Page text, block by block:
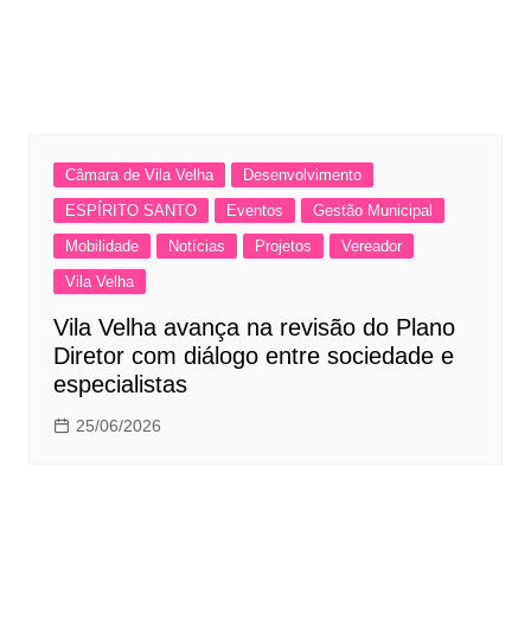
Câmara de Vila Velha
Desenvolvimento
ESPÍRITO SANTO
Eventos
Gestão Municipal
Mobilidade
Notícias Projetos
Vereador
Vila Velha
Vila Velha avança na revisão do Plano
Diretor com diálogo entre sociedade e
especialistas
25/06/2026